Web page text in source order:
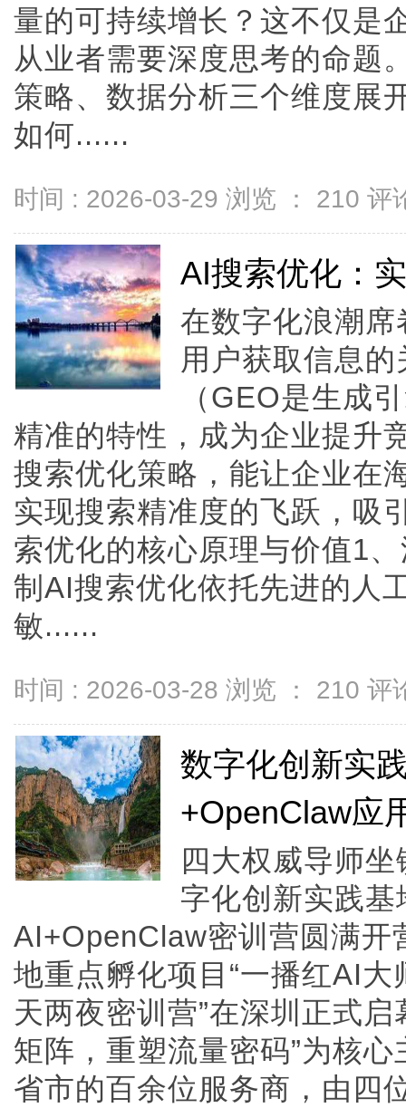
量的可持续增长？这不仅是
从业者需要深度思考的命题
策略、数据分析三个维度展
如何......
时间 : 2026-03-29 浏览 ： 210 评
AI搜索优化：
在数字化浪潮
用户获取信息
（GEO是生成
精准的特性，成为企业提升
搜索优化策略，能让企业在
实现搜索精准度的飞跃，吸
索优化的核心原理与价值1
制AI搜索优化依托先进的人
敏......
时间 : 2026-03-28 浏览 ： 210 评
数字化创新实
+OpenClaw应
四大权威导师
字化创新实践
AI+OpenClaw密训营圆满开
地重点孵化项目“一播红AI
天两夜密训营”在深圳正式
矩阵，重塑流量密码”为核
省市的百余位服务商，由四